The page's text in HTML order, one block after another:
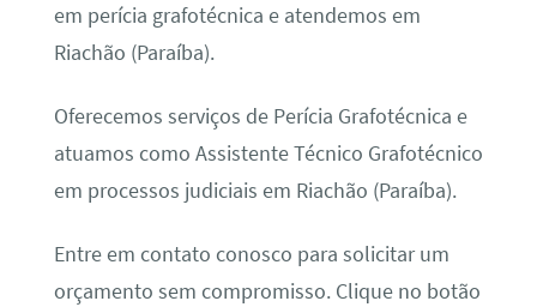
em perícia grafotécnica e atendemos em
Riachão (Paraíba).
Oferecemos serviços de Perícia Grafotécnica e
atuamos como Assistente Técnico Grafotécnico
em processos judiciais em Riachão (Paraíba).
Entre em contato conosco para solicitar um
orçamento sem compromisso. Clique no botão